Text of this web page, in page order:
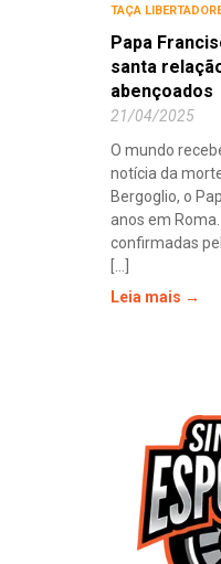
TAÇA
Papa
santa
abençoados
21/04/2025
O mundo
notícia da
Bergoglio, o
anos em
confirmadas
Leia mais →